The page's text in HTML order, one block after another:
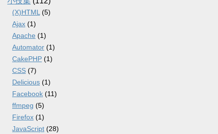
(X)HTML(5)
Ajax (1)
Apache (1)
Automator (1)
CakePHP (1)
CSS (7)
Delicious (1)
Facebook (11)
ffmpeg (5)
Firefox (1)
JavaScript (28)